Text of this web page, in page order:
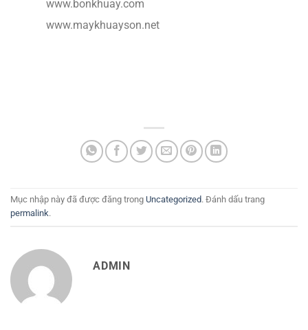
www.bonkhuay.com
www.maykhuayson.net
Mục nhập này đã được đăng trong Uncategorized. Đánh dấu trang
permalink.
ADMIN